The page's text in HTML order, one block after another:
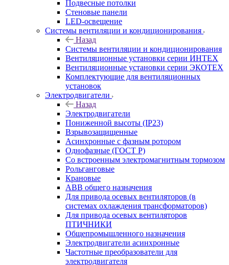
Подвесные потолки
Стеновые панели
LED-освещение
Системы вентиляции и кондиционирования
Назад
Системы вентиляции и кондиционирования
Вентиляционные установки серии ИНТЕХ
Вентиляционные установки серии ЭКОТЕХ
Комплектующие для вентиляционных
установок
Электродвигатели
Назад
Электродвигатели
Пониженной высоты (IP23)
Взрывозащищенные
Асинхронные с фазным ротором
Однофазные (ГОСТ Р)
Со встроенным электромагнитным тормозом
Рольганговые
Крановые
АВВ общего назначения
Для привода осевых вентиляторов (в
системах охлаждения трансформаторов)
Для привода осевых вентиляторов
ПТИЧНИКИ
Общепромышленного назначения
Электродвигатели асинхронные
Частотные преобразователи для
электродвигателя